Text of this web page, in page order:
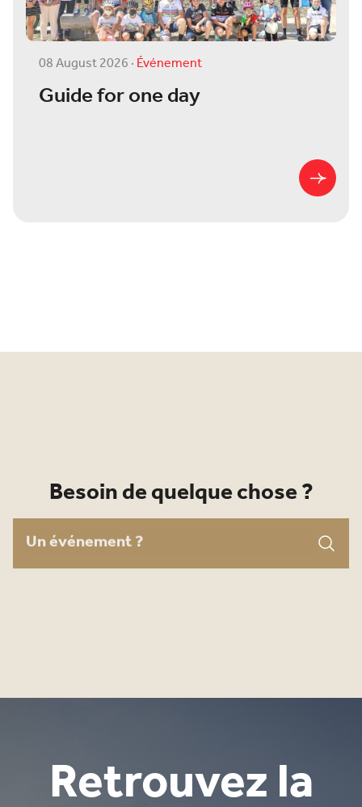
08 August 2026·Événement
Guide for one day
Besoin de quelque chose ?
Search for:
Retrouvez la